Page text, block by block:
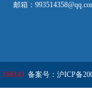
邮箱：
168143 备案号：沪ICP备